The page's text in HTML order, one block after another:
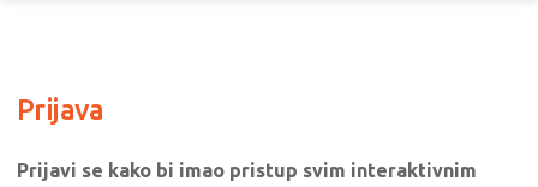
Prijava
Prijavi se kako bi imao pristup svim interaktivnim